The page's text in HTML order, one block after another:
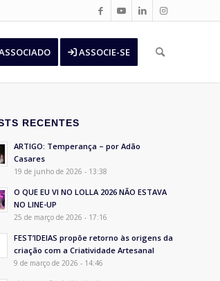
ASSOCIE-SE
RECENTES
ARTIGO: Temperança – por Adão
Casares
19 de junho de 2026 - 13:38
O QUE EU VI NO LOLLA 2026 NÃO ESTAVA
NO LINE-UP
25 de março de 2026 - 17:16
FEST’IDEIAS propõe retorno às origens da
criação com a Criatividade Artesanal
9 de março de 2026 - 14:46